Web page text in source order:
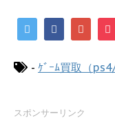
- ｹﾞｰﾑ買取（
スポンサーリンク